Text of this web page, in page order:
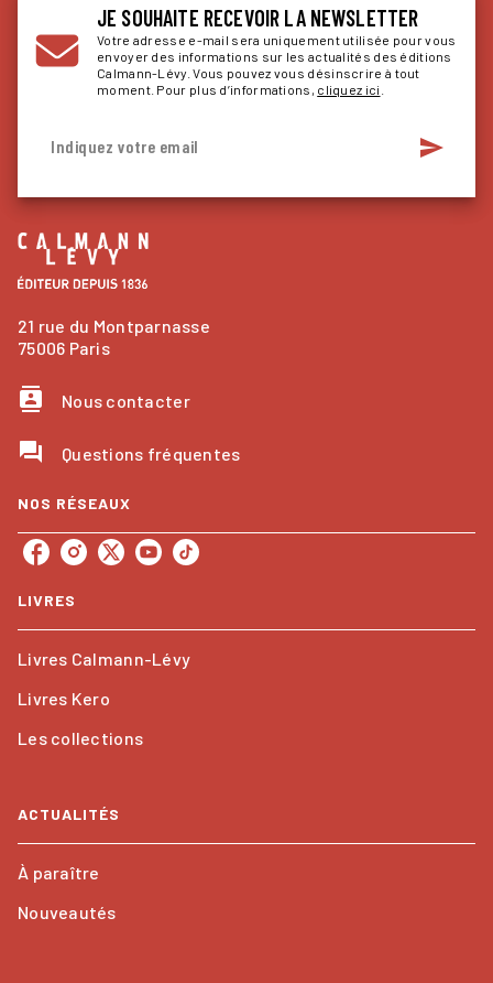
JE SOUHAITE RECEVOIR LA NEWSLETTER
Votre adresse e-mail sera uniquement utilisée pour vous
envoyer des informations sur les actualités des éditions
Calmann-Lévy. Vous pouvez vous désinscrire à tout
moment. Pour plus d’informations, cliquez ici
Indiquez votre email send
21 rue du Montparnasse
75006 Paris
contacts Nous contacter
question_answer Questions fréquentes
NOS RÉSEAUX
LIVRES
Livres Calmann-Lévy
Livres Kero
Les collections
ACTUALITÉS
À paraître
Nouveautés